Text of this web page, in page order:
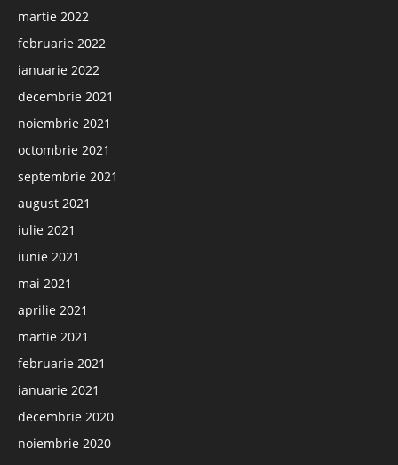
martie 2022
februarie 2022
ianuarie 2022
decembrie 2021
noiembrie 2021
octombrie 2021
septembrie 2021
august 2021
iulie 2021
iunie 2021
mai 2021
aprilie 2021
martie 2021
februarie 2021
ianuarie 2021
decembrie 2020
noiembrie 2020